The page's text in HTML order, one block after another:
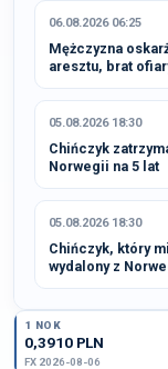
06.08.2026 06:25
Mężczyzna
aresztu, brat
05.08.2026 18:30
Chińczyk
Norwegii na 5 lat
05.08.2026 18:30
Chińczyk, który
wydalony z
1 NOK
0,3910 PLN
FX 2026-08-06